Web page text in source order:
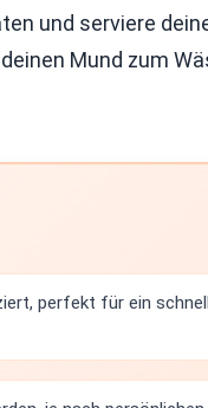
und serviere
Mund zum
perfekt für ein